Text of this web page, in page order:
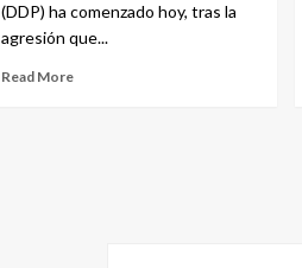
(DDP) ha comenzado hoy, tras la
agresión que...
Read More